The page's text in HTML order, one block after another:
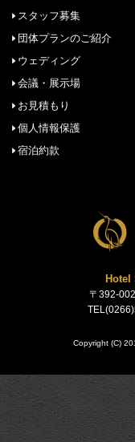
スタッフ募集
団体プランのご紹介
ウェディング
会議・展示場
お見積もり
個人情報保護
宿泊約款
Hotel
〒392-
Copyright (C)